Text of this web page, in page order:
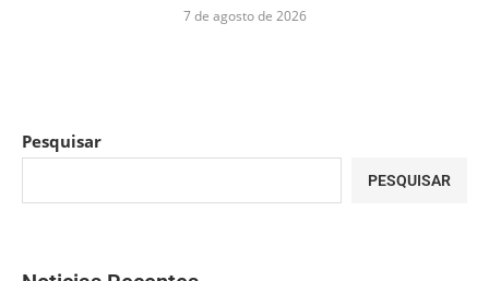
7 de agosto de 2026
Pesquisar
PESQUISAR